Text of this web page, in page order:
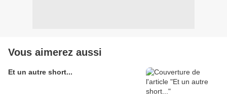
Vous aimerez aussi
Et un autre short...